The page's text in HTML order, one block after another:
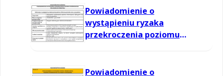
Powiadomienie o
wystąpieniu ryzaka
przekroczenia poziomu
Powiadomienie o